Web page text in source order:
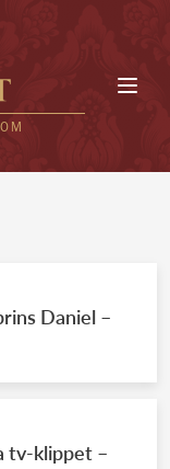
Daniel –
tv-klippet –